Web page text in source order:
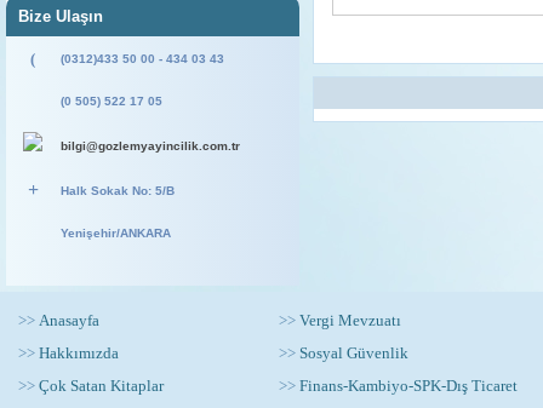
Bize Ulaşın
( (0312)433 50 00 - 434 03 43
(0 505) 522 17 05
bilgi@gozlemyayincilik.com.tr
+ Halk Sokak No: 5/B
Yenişehir/ANKARA
>> Anasayfa
>> Hakkımızda
>> Çok Satan Kitaplar
>> Vergi Mevzuatı
>> Sosyal Güvenlik
>> Finans-Kambiyo-SPK-Dış Ticaret